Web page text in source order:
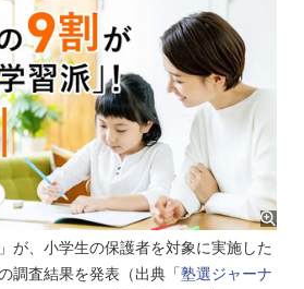
が、小学生の保護者を対象に実施した
調査結果を発表（出典「塾選ジャーナ